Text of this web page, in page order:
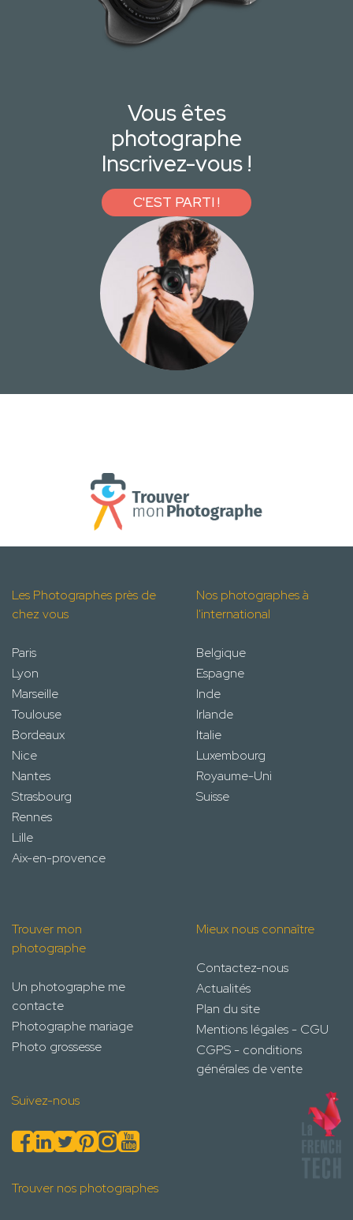
Vous êtes
photographe
Inscrivez-vous !
C'EST PARTI !
Les Photographes près de
chez vous
Paris
Lyon
Marseille
Toulouse
Bordeaux
Nice
Nantes
Strasbourg
Rennes
Lille
Aix-en-provence
Nos photographes à
l'international
Belgique
Espagne
Inde
Irlande
Italie
Luxembourg
Royaume-Uni
Suisse
Trouver mon
photographe
Un photographe me
contacte
Photographe mariage
Photo grossesse
Mieux nous connaître
Contactez-nous
Actualités
Plan du site
Mentions légales - CGU
CGPS - conditions
générales de vente
Suivez-nous
Trouver nos photographes